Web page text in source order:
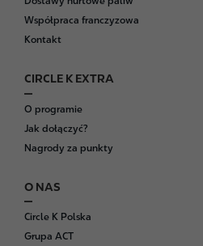
Współpraca franczyzowa
Kontakt
CIRCLE K EXTRA
O programie
Jak dołączyć?
Nagrody za punkty
O NAS
Circle K Polska
Grupa ACT